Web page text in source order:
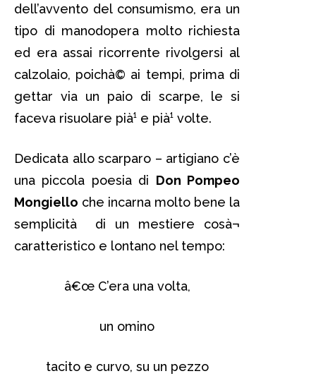
dell’avvento del consumismo, era un
tipo di manodopera molto richiesta
ed era assai ricorrente rivolgersi al
calzolaio, poichà© ai tempi, prima di
gettar via un paio di scarpe, le si
faceva risuolare pià¹ e pià¹ volte.
Dedicata allo scarparo – artigiano c’è
una piccola poesia di Don Pompeo
Mongiello che incarna molto bene la
semplicità di un mestiere cosà¬
caratteristico e lontano nel tempo:
â€œ C’era una volta,
un omino
tacito e curvo, su un pezzo